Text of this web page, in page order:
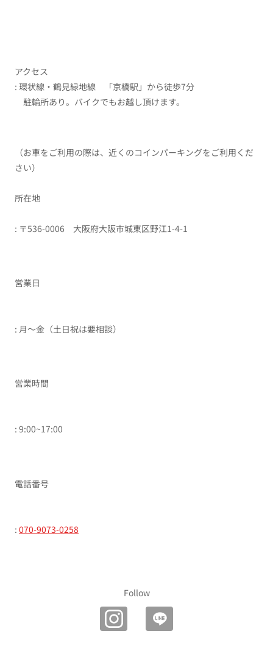
アクセス
: 環状線・鶴見緑地線 「京橋駅」から徒歩7分
駐輪所あり。バイクでもお越し頂けます。
（お車をご利用の際は、近くのコインパーキングをご利用くだ
さい）
所在地
: 〒536-0006 大阪府大阪市城東区野江1-4-1
営業日
: 月〜金（土日祝は要相談）
営業時間
: 9:00~17:00
電話番号
: 070-9073-0258
Follow